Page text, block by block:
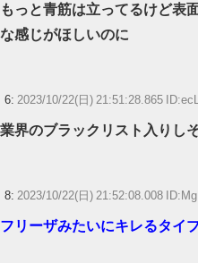
もっと青筋は立ってるけど表
な感じがほしいのに
6: 2023/10/22(日) 21:51:28.865
業界のブラックリスト入りし
8: 2023/10/22(日) 21:52:08.008
フリーザみたいにキレるタイ